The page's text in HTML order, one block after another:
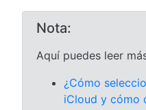
Nota:
Aquí puedes leer
¿Cómo
iCloud y cómo